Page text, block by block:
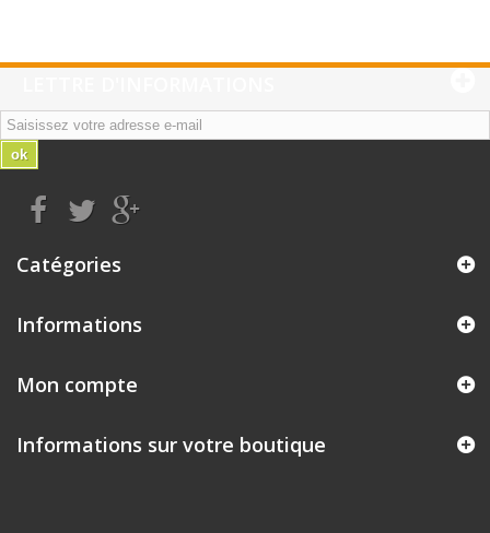
ok
Catégories
Informations
Mon compte
Informations sur votre boutique